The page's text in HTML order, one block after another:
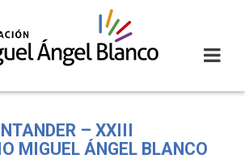
– XXIII
MIGUEL ÁNGEL BLANCO